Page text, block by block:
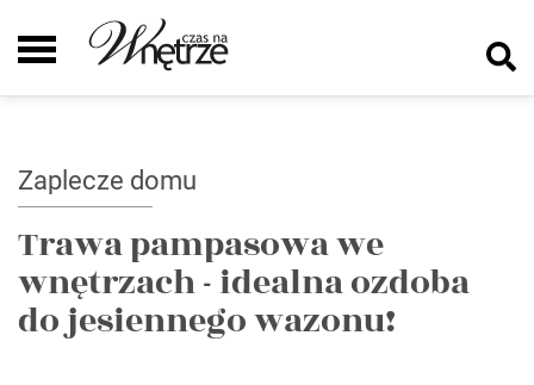
Zaplecze domu
Trawa pampasowa we
wnętrzach - idealna ozdoba
do jesiennego wazonu!